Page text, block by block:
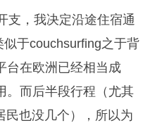
支，我决定沿途住宿通
于couchsurfing之于背
台在欧洲已经相当成
。而后半段行程（尤其
民也没几个），所以为